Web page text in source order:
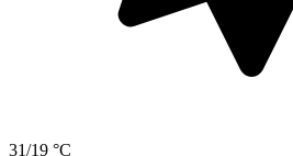
31/19 °C